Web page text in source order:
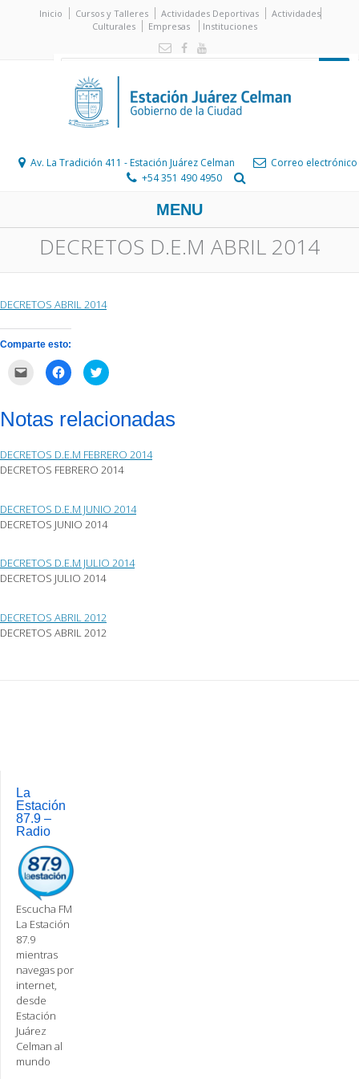
Inicio Cursos y Talleres Actividades Deportivas
Actividades
Culturales
Empresas Instituciones
Av. La Tradición 411 - Estación Juárez Celman
Correo electrónico
+54 351 490 4950
MENU
DECRETOS D.E.M ABRIL 2014
DECRETOS ABRIL 2014
Comparte esto:
correo
electrónico
amigo
(Se
abre
ventana
nueva)
Haz
clic
Facebook
(Se
una
ventana
nueva)
Haz
clic
en
Twitter
(Se
una
ventana
nueva)
Notas relacionadas
DECRETOS D.E.M FEBRERO 2014
DECRETOS FEBRERO 2014
DECRETOS D.E.M JUNIO 2014
DECRETOS JUNIO 2014
DECRETOS D.E.M JULIO 2014
DECRETOS JULIO 2014
DECRETOS ABRIL 2012
DECRETOS ABRIL 2012
La
Estación
87.9 –
Radio
Escucha FM
La Estación
87.9
mientras
navegas por
internet,
desde
Estación
Juárez
Celman al
mundo